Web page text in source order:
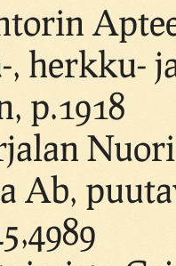
, herkku-
p.1918
Ab,